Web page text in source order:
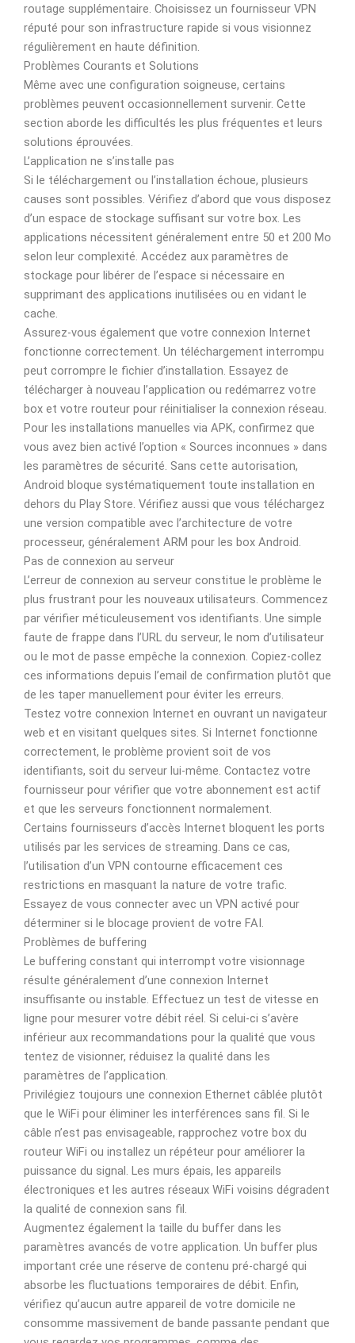
routage supplémentaire. Choisissez un fournisseur VPN
réputé pour son infrastructure rapide si vous visionnez
régulièrement en haute définition.
Problèmes Courants et Solutions
Même avec une configuration soigneuse, certains
problèmes peuvent occasionnellement survenir. Cette
section aborde les difficultés les plus fréquentes et leurs
solutions éprouvées.
L’application ne s’installe pas
Si le téléchargement ou l’installation échoue, plusieurs
causes sont possibles. Vérifiez d’abord que vous disposez
d’un espace de stockage suffisant sur votre box. Les
applications nécessitent généralement entre 50 et 200 Mo
selon leur complexité. Accédez aux paramètres de
stockage pour libérer de l’espace si nécessaire en
supprimant des applications inutilisées ou en vidant le
cache.
Assurez-vous également que votre connexion Internet
fonctionne correctement. Un téléchargement interrompu
peut corrompre le fichier d’installation. Essayez de
télécharger à nouveau l’application ou redémarrez votre
box et votre routeur pour réinitialiser la connexion réseau.
Pour les installations manuelles via APK, confirmez que
vous avez bien activé l’option « Sources inconnues » dans
les paramètres de sécurité. Sans cette autorisation,
Android bloque systématiquement toute installation en
dehors du Play Store. Vérifiez aussi que vous téléchargez
une version compatible avec l’architecture de votre
processeur, généralement ARM pour les box Android.
Pas de connexion au serveur
L’erreur de connexion au serveur constitue le problème le
plus frustrant pour les nouveaux utilisateurs. Commencez
par vérifier méticuleusement vos identifiants. Une simple
faute de frappe dans l’URL du serveur, le nom d’utilisateur
ou le mot de passe empêche la connexion. Copiez-collez
ces informations depuis l’email de confirmation plutôt que
de les taper manuellement pour éviter les erreurs.
Testez votre connexion Internet en ouvrant un navigateur
web et en visitant quelques sites. Si Internet fonctionne
correctement, le problème provient soit de vos
identifiants, soit du serveur lui-même. Contactez votre
fournisseur pour vérifier que votre abonnement est actif
et que les serveurs fonctionnent normalement.
Certains fournisseurs d’accès Internet bloquent les ports
utilisés par les services de streaming. Dans ce cas,
l’utilisation d’un VPN contourne efficacement ces
restrictions en masquant la nature de votre trafic.
Essayez de vous connecter avec un VPN activé pour
déterminer si le blocage provient de votre FAI.
Problèmes de buffering
Le buffering constant qui interrompt votre visionnage
résulte généralement d’une connexion Internet
insuffisante ou instable. Effectuez un test de vitesse en
ligne pour mesurer votre débit réel. Si celui-ci s’avère
inférieur aux recommandations pour la qualité que vous
tentez de visionner, réduisez la qualité dans les
paramètres de l’application.
Privilégiez toujours une connexion Ethernet câblée plutôt
que le WiFi pour éliminer les interférences sans fil. Si le
câble n’est pas envisageable, rapprochez votre box du
routeur WiFi ou installez un répéteur pour améliorer la
puissance du signal. Les murs épais, les appareils
électroniques et les autres réseaux WiFi voisins dégradent
la qualité de connexion sans fil.
Augmentez également la taille du buffer dans les
paramètres avancés de votre application. Un buffer plus
important crée une réserve de contenu pré-chargé qui
absorbe les fluctuations temporaires de débit. Enfin,
vérifiez qu’aucun autre appareil de votre domicile ne
consomme massivement de bande passante pendant que